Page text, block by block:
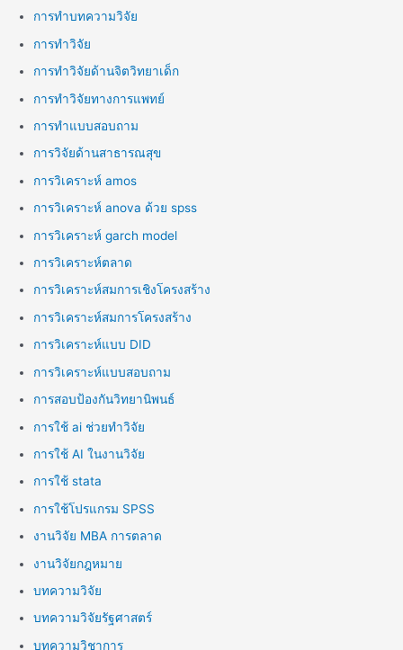
การทำบทความวิจัย
การทำวิจัย
การทำวิจัยด้านจิตวิทยาเด็ก
การทำวิจัยทางการแพทย์
การทำแบบสอบถาม
การวิจัยด้านสาธารณสุข
การวิเคราะห์ amos
การวิเคราะห์ anova ด้วย spss
การวิเคราะห์ garch model
การวิเคราะห์ตลาด
การวิเคราะห์สมการเชิงโครงสร้าง
การวิเคราะห์สมการโครงสร้าง
การวิเคราะห์แบบ DID
การวิเคราะห์แบบสอบถาม
การสอบป้องกันวิทยานิพนธ์
การใช้ ai ช่วยทำวิจัย
การใช้ AI ในงานวิจัย
การใช้ stata
การใช้โปรแกรม SPSS
งานวิจัย MBA การตลาด
งานวิจัยกฎหมาย
บทความวิจัย
บทความวิจัยรัฐศาสตร์
บทความวิชาการ